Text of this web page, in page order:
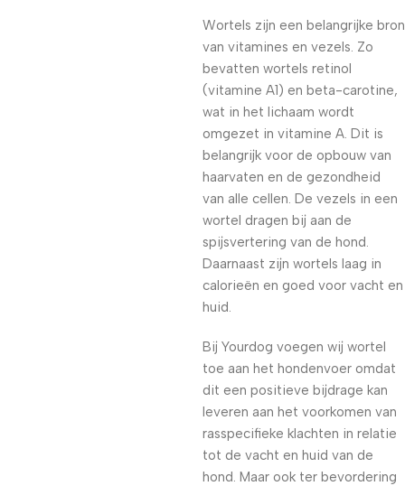
Wortels zijn een belangrijke bron
van vitamines en vezels. Zo
bevatten wortels retinol
(vitamine A1) en beta-carotine,
wat in het lichaam wordt
omgezet in vitamine A. Dit is
belangrijk voor de opbouw van
haarvaten en de gezondheid
van alle cellen. De vezels in een
wortel dragen bij aan de
spijsvertering van de hond.
Daarnaast zijn wortels laag in
calorieën en goed voor vacht en
huid.
Bij Yourdog voegen wij wortel
toe aan het hondenvoer omdat
dit een positieve bijdrage kan
leveren aan het voorkomen van
rasspecifieke klachten in relatie
tot de vacht en huid van de
hond. Maar ook ter bevordering